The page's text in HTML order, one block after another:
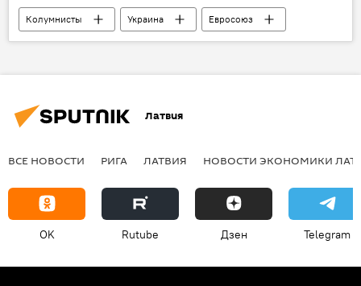
Колумнисты Украина Евросоюз
Латвия
ВСЕ НОВОСТИ РИГА ЛАТВИЯ НОВОСТИ ЭКОНОМИКИ
OK Rutube Дзен Telegram